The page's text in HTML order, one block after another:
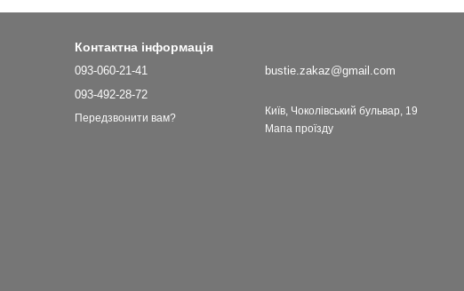
Контактна інформація
093-060-21-41
093-492-28-72
Передзвонити вам?
bustie.zakaz@gmail.com
Київ, Чоколівський бульвар, 19
Мапа проїзду